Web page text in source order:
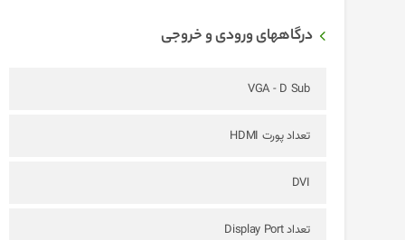
درگاههای ورودی و خروجی
VGA - D Sub
تعداد پورت HDMI
DVI
تعداد Display Port